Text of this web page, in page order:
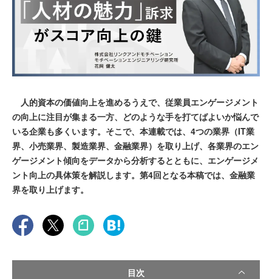
人的資本の価値向上を進めるうえで、従業員エンゲージメント
の向上に注目が集まる一方、どのような手を打てばよいか悩んで
いる企業も多くいます。そこで、本連載では、4つの業界（IT業
界、小売業界、製造業界、金融業界）を取り上げ、各業界のエン
ゲージメント傾向をデータから分析するとともに、エンゲージメ
ント向上の具体策を解説します。第4回となる本稿では、金融業
界を取り上げます。
目次